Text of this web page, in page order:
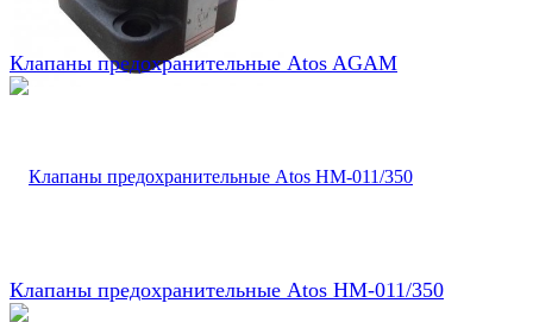
Клапаны предохранительные Atos AGAM
Клапаны предохранительные Atos HM-011/350